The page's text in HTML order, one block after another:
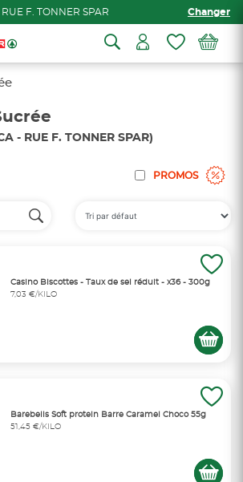
F. TONNER SPAR Changer
- RUE F. TONNER SPAR)
PROMOS
Casino Biscottes - Taux de sel réduit - x36 - 300g
7,03 €/KILO
Barebells Soft protein Barre Caramel Choco 55g
51,45 €/KILO